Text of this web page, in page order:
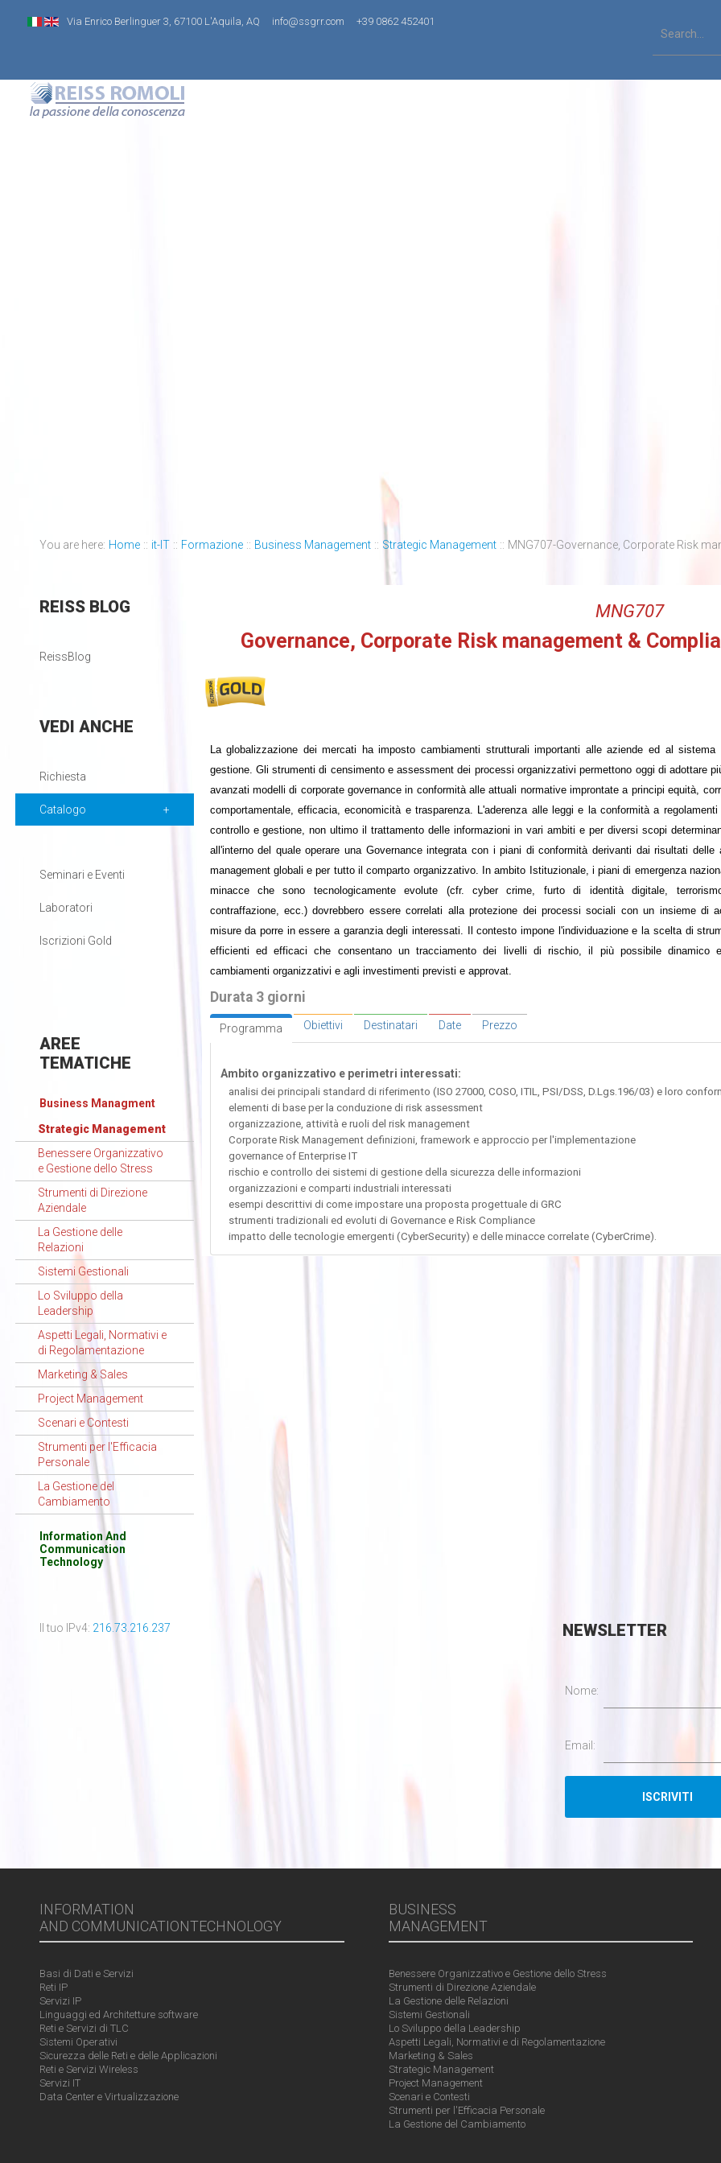
Via Enrico Berlinguer 3, 67100 L'Aquila, AQ info@ssgrr.com +39 0862 452401
You are here: Home :: it-IT :: Formazione :: Business Management :: Strategic Management :: MNG707-Governance, Corporate Risk
MNG707
Governance, Corporate Risk management &
La globalizzazione dei mercati ha imposto cambiamenti strutturali importanti alle aziende ed al
gestione. Gli strumenti di censimento e assessment dei processi organizzativi permettono oggi di adottare
avanzati modelli di corporate governance in conformità alle attuali normative improntate a principi equità,
comportamentale, efficacia, economicità e trasparenza. L'aderenza alle leggi e la conformità a
controllo e gestione, non ultimo il trattamento delle informazioni in vari ambiti e per diversi scopi
all'interno del quale operare una Governance integrata con i piani di conformità derivanti dai risultati
management globali e per tutto il comparto organizzativo. In ambito Istituzionale, i piani di emergenza
minacce che sono tecnologicamente evolute (cfr. cyber crime, furto di identità digitale,
contraffazione, ecc.) dovrebbero essere correlati alla protezione dei processi sociali con un insieme di
misure da porre in essere a garanzia degli interessati. Il contesto impone l'individuazione e la scelta di
efficienti ed efficaci che consentano un tracciamento dei livelli di rischio, il più possibile dinamico
cambiamenti organizzativi e agli investimenti previsti e approvat.
Durata 3 giorni
Programma Obiettivi Destinatari Date Prezzo
Ambito organizzativo e perimetri interessati:
analisi dei principali standard di riferimento (ISO 27000, COSO, ITIL, PSI/DSS, D.Lgs.196/03) e loro
elementi di base per la conduzione di risk assessment
organizzazione, attività e ruoli del risk management
Corporate Risk Management definizioni, framework e approccio per l'implementazione
governance of Enterprise IT
rischio e controllo dei sistemi di gestione della sicurezza delle informazioni
organizzazioni e comparti industriali interessati
esempi descrittivi di come impostare una proposta progettuale di GRC
strumenti tradizionali ed evoluti di Governance e Risk Compliance
impatto delle tecnologie emergenti (CyberSecurity) e delle minacce correlate (CyberCrime).
REISSBLOG
ReissBlog
VEDI ANCHE
Richiesta
Catalogo
Seminari e Eventi
Laboratori
Iscrizioni Gold
AREE
TEMATICHE
Business Managment
Strategic Management
Benessere Organizzativo
e Gestione dello Stress
Strumenti di Direzione
Aziendale
La Gestione delle
Relazioni
Sistemi Gestionali
Lo Sviluppo della
Leadership
Aspetti Legali, Normativi e
di Regolamentazione
Marketing & Sales
Project Management
Scenari e Contesti
Strumenti per l'Efficacia
Personale
La Gestione del
Cambiamento
Information And
Communication
Technology
Il tuo IPv4: 216.73.216.237 NEWSLETTER
Nome:
Email:
INFORMATION
AND COMMUNICATIONTECHNOLOGY
Basi di Dati e Servizi
Reti IP
Servizi IP
Linguaggi ed Architetture software
Reti e Servizi di TLC
Sistemi Operativi
Sicurezza delle Reti e delle Applicazioni
Reti e Servizi Wireless
Servizi IT
Data Center e Virtualizzazione
BUSINESS
MANAGEMENT
Benessere Organizzativo e Gestione dello Stress
Strumenti di Direzione Aziendale
La Gestione delle Relazioni
Sistemi Gestionali
Lo Sviluppo della Leadership
Aspetti Legali, Normativi e di Regolamentazione
Marketing & Sales
Strategic Management
Project Management
Scenari e Contesti
Strumenti per l'Efficacia Personale
La Gestione del Cambiamento